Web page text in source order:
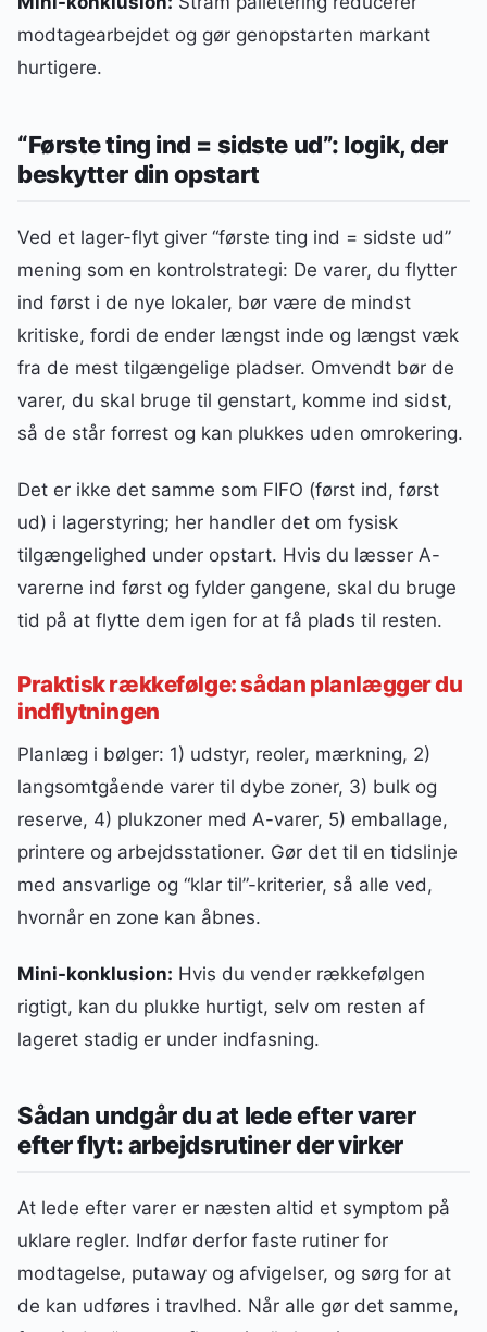
modtagearbejdet og gør genopstarten markant
hurtigere.
“Første ting ind = sidste ud”: logik, der
beskytter din opstart
Ved et lager-flyt giver “første ting ind = sidste ud”
mening som en kontrolstrategi: De varer, du flytter
ind først i de nye lokaler, bør være de mindst
kritiske, fordi de ender længst inde og længst væk
fra de mest tilgængelige pladser. Omvendt bør de
varer, du skal bruge til genstart, komme ind sidst,
så de står forrest og kan plukkes uden omrokering.
Det er ikke det samme som FIFO (først ind, først
ud) i lagerstyring; her handler det om fysisk
tilgængelighed under opstart. Hvis du læsser A-
varerne ind først og fylder gangene, skal du bruge
tid på at flytte dem igen for at få plads til resten.
Praktisk rækkefølge: sådan planlægger du
indflytningen
Planlæg i bølger: 1) udstyr, reoler, mærkning, 2)
langsomtgående varer til dybe zoner, 3) bulk og
reserve, 4) plukzoner med A-varer, 5) emballage,
printere og arbejdsstationer. Gør det til en tidslinje
med ansvarlige og “klar til”-kriterier, så alle ved,
hvornår en zone kan åbnes.
Mini-konklusion: Hvis du vender rækkefølgen
rigtigt, kan du plukke hurtigt, selv om resten af
lageret stadig er under indfasning.
Sådan undgår du at lede efter varer
efter flyt: arbejdsrutiner der virker
At lede efter varer er næsten altid et symptom på
uklare regler. Indfør derfor faste rutiner for
modtagelse, putaway og afvigelser, og sørg for at
de kan udføres i travlhed. Når alle gør det samme,